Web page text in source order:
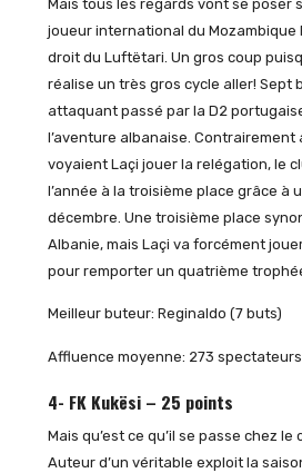
Mais tous les regards vont se poser
joueur international du Mozambique
droit du Luftëtari. Un gros coup
réalise un très gros cycle aller! Sept
attaquant passé par la D2
l’aventure albanaise. Contrairement
voyaient Laçi jouer la relégation, le
l’année à la troisième place grâce à
décembre. Une troisième place
Albanie, mais Laçi va forcément
pour remporter un quatrième
Meilleur buteur: Reginaldo (7 buts)
Affluence moyenne: 273
4- FK Kukësi – 25 points
Mais qu’est ce qu’il se passe chez
Auteur d’un véritable exploit la